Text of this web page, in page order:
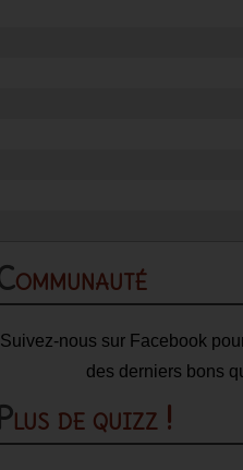
Communauté
Suivez-nous sur Facebook
des derniers bons
Plus de quizz !